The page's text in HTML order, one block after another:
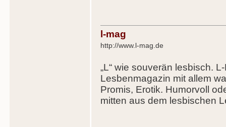
l-mag
http://www.l-mag.de
„L“ wie souverän lesbisch.
Lesbenmagazin mit allem
Promis, Erotik. Humorvoll
mitten aus dem lesbischen